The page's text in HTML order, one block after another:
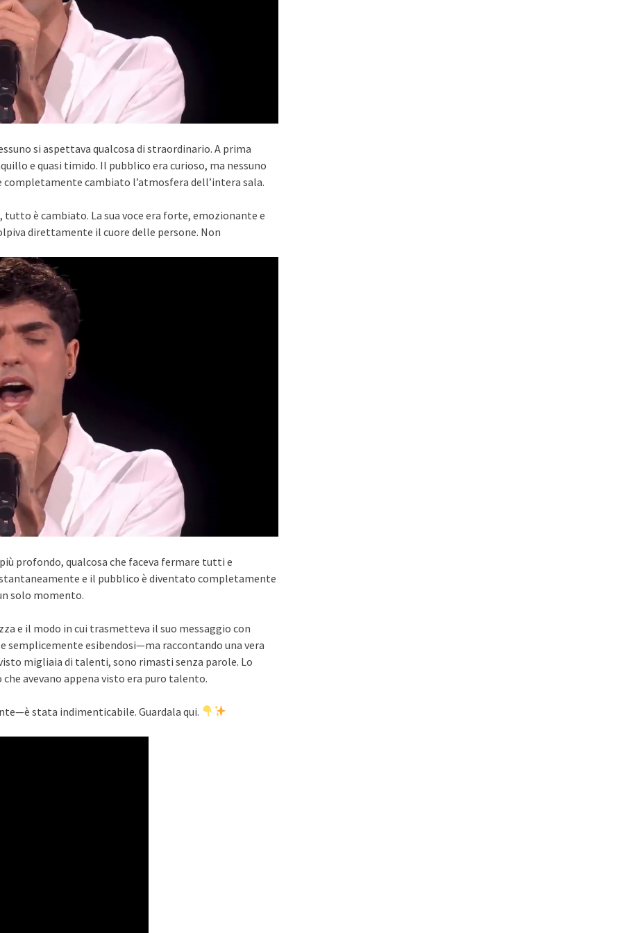
si aspettava qualcosa di straordinario. A prima
e quasi timido. Il pubblico era curioso, ma nessuno
cambiato l’atmosfera dell’intera sala.
è cambiato. La sua voce era forte, emozionante e
direttamente il cuore delle persone. Non
profondo, qualcosa che faceva fermare tutti e
e il pubblico è diventato completamente
solo momento.
e il modo in cui trasmetteva il suo messaggio con
semplicemente esibendosi—ma raccontando una vera
migliaia di talenti, sono rimasti senza parole. Lo
avevano appena visto era puro talento.
stata indimenticabile. Guardala qui.